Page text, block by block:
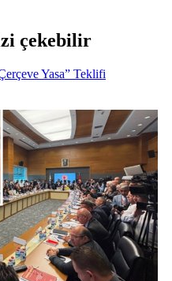
çekebilir
Yasa” Teklifi